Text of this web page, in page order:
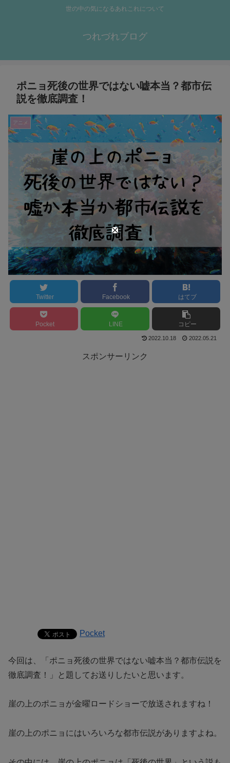
世の中の気になるあれこれについて
つれづれブログ
ポニョ死後の世界ではない嘘本当？都市伝
説を徹底調査！
アニメ
Twitter Facebook はてブ
Pocket LINE コピー
2022.10.18 2022.05.21
スポンサーリンク
Pocket
今回は、「ポニョ死後の世界ではない嘘本当？都市伝説を
徹底調査！」と題してお送りしたいと思います。
崖の上のポニョが金曜ロードショーで放送されますね！
崖の上のポニョにはいろいろな都市伝説がありますよね。